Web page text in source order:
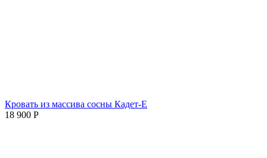
Кровать из массива сосны Кадет-Е
18 900 Р